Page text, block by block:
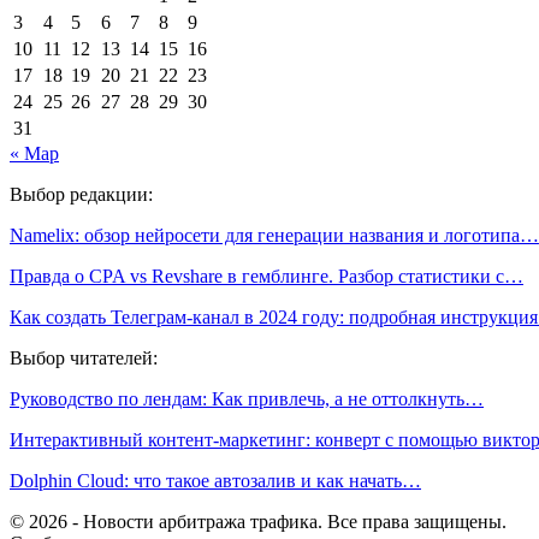
3
4 5 6 7 8
9
10 11 12 13 14 15 16
17 18 19 20 21 22 23
24 25 26 27 28 29 30
31
« Мар
Выбор редакции:
Namelix: обзор нейросети для генерации названия и логотипа…
Правда о CPA vs Revshare в гемблинге. Разбор статистики с…
Как создать Телеграм-канал в 2024 году: подробная
Выбор читателей:
Руководство по лендам: Как привлечь, а не оттолкнуть…
Интерактивный контент-маркетинг: конверт с помощью
Dolphin Cloud: что такое автозалив и как начать…
© 2026 - Новости арбитража трафика. Все права защищены.